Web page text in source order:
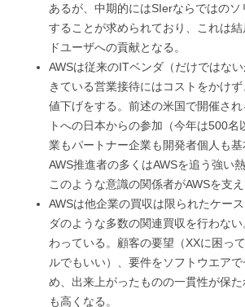
あるが、中期的にはSIerならではの
することが求められており、これは
ドユーザへの貢献となる。
AWSは従来のITベンダ（だけではな
きている営業接待にはコストをかけ
値下げをする。前述の米国で開催さ
トへの日本からの参加（今年は500名
業もパートナー企業も開発者個人も基
AWS推進者の多くはAWSを追う強い
このような意識の関係者がAWSを支え
AWSは他企業の買収は限られたケー
ダのような多数の関連買収を行わな
わっている。顧客の要望（XXに困っ
ルでもいい）、要件をソフトウエア
め、出来上がったものの一貫性が保
も高くなる。